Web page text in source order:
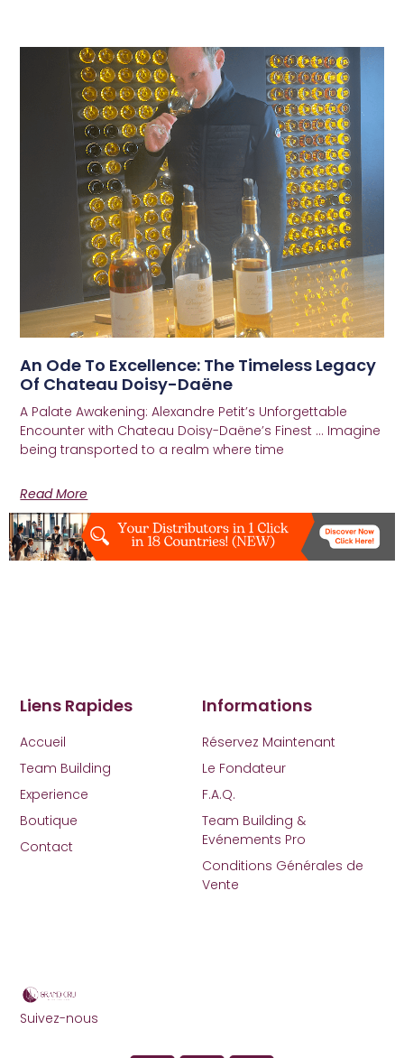
An Ode To Excellence: The Timeless Legacy
Of Chateau Doisy-Daëne
A Palate Awakening: Alexandre Petit’s Unforgettable
Encounter with Chateau Doisy-Daëne’s Finest … Imagine
being transported to a realm where time
Read More
Suivez-nous
Informations
Réservez Maintenant
Le Fondateur
F.A.Q.
Team Building &
Evénements Pro
Conditions Générales de
Vente
Liens Rapides
Accueil
Team Building
Experience
Boutique
Contact